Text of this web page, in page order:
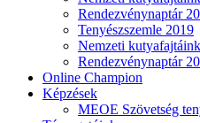
Rendezvénynaptár
Tenyészszemle 2019
Nemzeti
Rendezvénynaptár
Online Champion
Képzések
MEOE Szövetség